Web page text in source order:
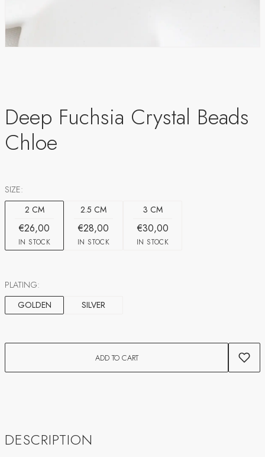
Deep Fuchsia Crystal Beads
Chloe
SIZE:
2 CM
€26,00
IN STOCK
2.5 CM
€28,00
IN STOCK
3 CM
€30,00
IN STOCK
PLATING:
GOLDEN
SILVER
ADD TO CART
DESCRIPTION